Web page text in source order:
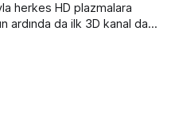
herkes HD plazmalara
ardında da ilk 3D kanal da